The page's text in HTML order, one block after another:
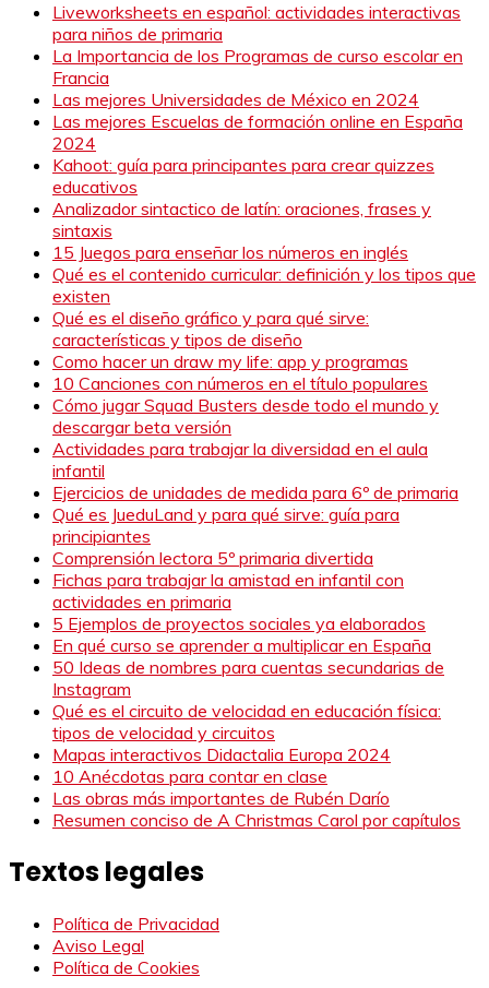
Liveworksheets en español: actividades interactivas
para niños de primaria
La Importancia de los Programas de curso escolar en
Francia
Las mejores Universidades de México en 2024
Las mejores Escuelas de formación online en España
2024
Kahoot: guía para principantes para crear quizzes
educativos
Analizador sintactico de latín: oraciones, frases y
sintaxis
15 Juegos para enseñar los números en inglés
Qué es el contenido curricular: definición y los tipos que
existen
Qué es el diseño gráfico y para qué sirve:
características y tipos de diseño
Como hacer un draw my life: app y programas
10 Canciones con números en el título populares
Cómo jugar Squad Busters desde todo el mundo y
descargar beta versión
Actividades para trabajar la diversidad en el aula
infantil
Ejercicios de unidades de medida para 6º de primaria
Qué es JueduLand y para qué sirve: guía para
principiantes
Comprensión lectora 5º primaria divertida
Fichas para trabajar la amistad en infantil con
actividades en primaria
5 Ejemplos de proyectos sociales ya elaborados
En qué curso se aprender a multiplicar en España
50 Ideas de nombres para cuentas secundarias de
Instagram
Qué es el circuito de velocidad en educación física:
tipos de velocidad y circuitos
Mapas interactivos Didactalia Europa 2024
10 Anécdotas para contar en clase
Las obras más importantes de Rubén Darío
Resumen conciso de A Christmas Carol por capítulos
Textos legales
Política de Privacidad
Aviso Legal
Política de Cookies